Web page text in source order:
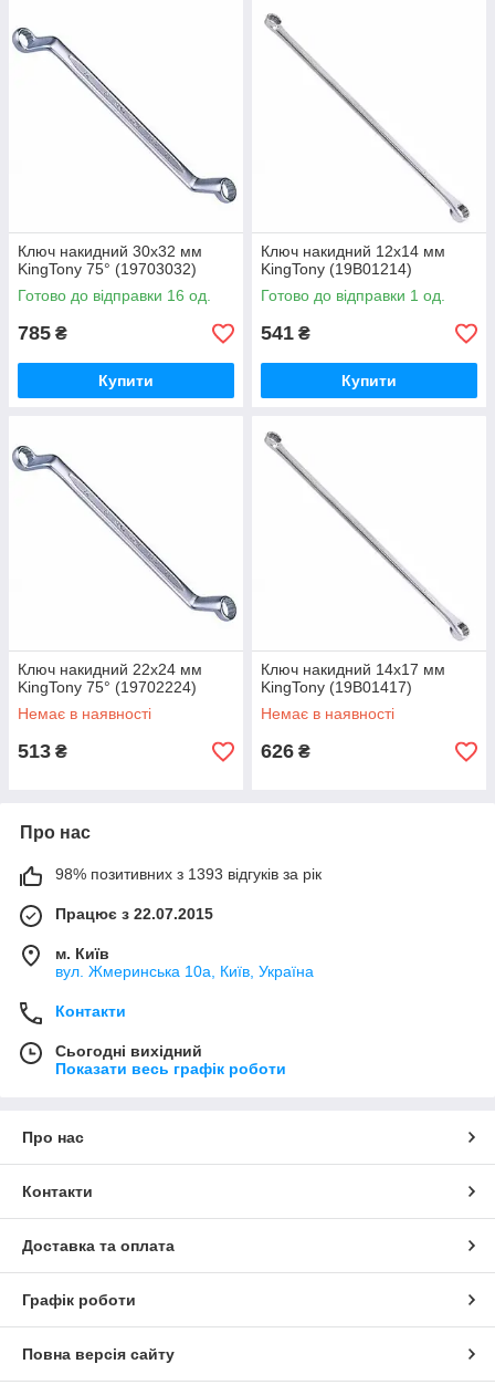
Ключ накидний 30х32 мм
KingTony 75° (19703032)
Готово до відправки 16 од.
785 ₴
Купити
Ключ накидний 12х14 мм
KingTony (19B01214)
Готово до відправки 1 од.
541 ₴
Купити
Ключ накидний 22х24 мм
KingTony 75° (19702224)
Немає в наявності
513 ₴
Ключ накидний 14х17 мм
KingTony (19B01417)
Немає в наявності
626 ₴
Про нас
98% позитивних з 1393 відгуків за рік
Працює з 22.07.2015
м. Київ
вул. Жмеринська 10а, Київ, Україна
Контакти
Сьогодні вихідний
Показати весь графік роботи
Про нас
Контакти
Доставка та оплата
Графік роботи
Повна версія сайту